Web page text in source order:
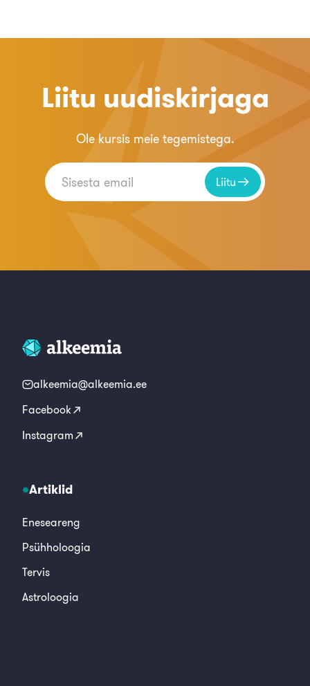
Liitu uudiskirjaga
Ole kursis meie tegemistega.
Liitu
alkeemia@alkeemia.ee
Facebook
Instagram
Artiklid
Eneseareng
Psühholoogia
Tervis
Astroloogia